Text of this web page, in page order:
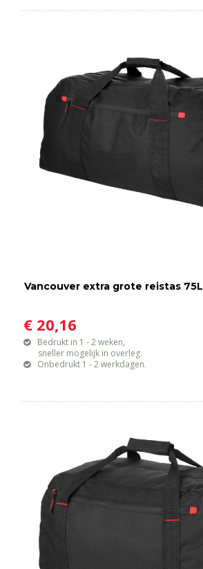
Vancouver extra grote reistas 75L
€ 20,16
Bedrukt in 1 - 2 weken,
sneller mogelijk in overleg.
Onbedrukt 1 - 2 werkdagen.